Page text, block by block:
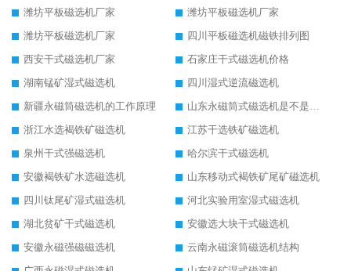
潍坊平板磁选机厂家
潍坊平板磁选机厂家
潍坊平板磁选机厂家
四川平板磁选机磁铁排列图
西安干式磁选机厂家
石家庄干式磁选机价格
湖南锰矿湿式磁选机
四川湿式逆流磁选机
新疆永磁筒磁选机的工作原理
山东永磁筒式磁选机是不是强磁
浙江水选褐铁矿磁选机
江苏干选铁矿磁选机
泉州干式强磁选机
哈尔滨干式磁选机
安徽褐铁矿水选磁选机
山东移动式褐铁矿尾矿磁选机
四川钛尾矿湿式磁选机
河北实验用室湿式磁选机
湖北贫矿干式磁选机
安徽选大块干式磁选机
安徽永磁强磁磁选机
云南永磁滚筒磁选机结构